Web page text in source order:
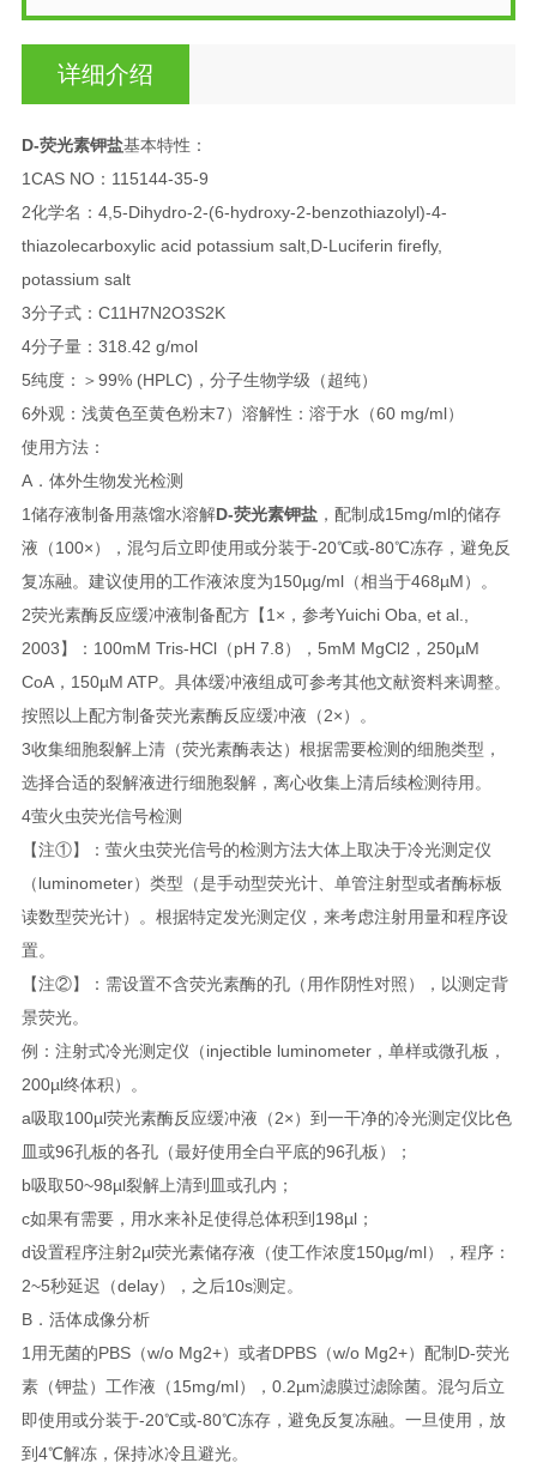
详细介绍
D-荧光素钾盐基本特性：
1CAS NO：115144-35-9
2化学名：4,5-Dihydro-2-(6-hydroxy-2-benzothiazolyl)-4-
thiazolecarboxylic acid potassium salt,D-Luciferin firefly,
potassium salt
3分子式：C11H7N2O3S2K
4分子量：318.42 g/mol
5纯度：＞99% (HPLC)，分子生物学级（超纯）
6外观：浅黄色至黄色粉末7）溶解性：溶于水（60 mg/ml）
使用方法：
A．体外生物发光检测
1储存液制备用蒸馏水溶解D-荧光素钾盐，配制成15mg/ml的储存
液（100×），混匀后立即使用或分装于-20℃或-80℃冻存，避免反
复冻融。建议使用的工作液浓度为150µg/ml（相当于468µM）。
2荧光素酶反应缓冲液制备配方【1×，参考Yuichi Oba, et al.,
2003】：100mM Tris-HCl（pH 7.8），5mM MgCl2，250µM
CoA，150µM ATP。具体缓冲液组成可参考其他文献资料来调整。
按照以上配方制备荧光素酶反应缓冲液（2×）。
3收集细胞裂解上清（荧光素酶表达）根据需要检测的细胞类型，
选择合适的裂解液进行细胞裂解，离心收集上清后续检测待用。
4萤火虫荧光信号检测
【注①】：萤火虫荧光信号的检测方法大体上取决于冷光测定仪
（luminometer）类型（是手动型荧光计、单管注射型或者酶标板
读数型荧光计）。根据特定发光测定仪，来考虑注射用量和程序设
置。
【注②】：需设置不含荧光素酶的孔（用作阴性对照），以测定背
景荧光。
例：注射式冷光测定仪（injectible luminometer，单样或微孔板，
200µl终体积）。
a吸取100µl荧光素酶反应缓冲液（2×）到一干净的冷光测定仪比色
皿或96孔板的各孔（最好使用全白平底的96孔板）；
b吸取50~98µl裂解上清到皿或孔内；
c如果有需要，用水来补足使得总体积到198µl；
d设置程序注射2µl荧光素储存液（使工作浓度150µg/ml），程序：
2~5秒延迟（delay），之后10s测定。
B．活体成像分析
1用无菌的PBS（w/o Mg2+）或者DPBS（w/o Mg2+）配制D-荧光
素（钾盐）工作液（15mg/ml），0.2µm滤膜过滤除菌。混匀后立
即使用或分装于-20℃或-80℃冻存，避免反复冻融。一旦使用，放
到4℃解冻，保持冰冷且避光。